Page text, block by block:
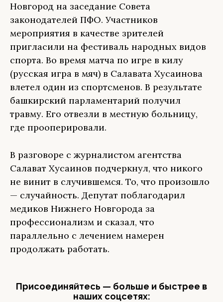
Новгород на заседание Совета
законодателей ПФО. Участников
мероприятия в качестве зрителей
пригласили на фестиваль народных видов
спорта. Во время матча по игре в килу
(русская игра в мяч) в Салавата Хусаинова
влетел один из спортсменов. В результате
башкирский парламентарий получил
травму. Его отвезли в местную больницу,
где прооперировали.
В разговоре с журналистом агентства
Салават Хусаинов подчеркнул, что никого
не винит в случившемся. То, что произошло
— случайность. Депутат поблагодарил
медиков Нижнего Новгорода за
профессионализм и сказал, что
параллельно с лечением намерен
продолжать работать.
Присоединяйтесь — больше и быстрее в
наших соцсетях: